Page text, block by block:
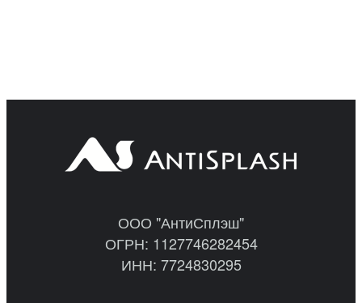
ООО "АнтиСплэш"
ОГРН: 1127746282454
ИНН: 7724830295